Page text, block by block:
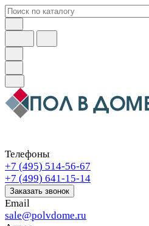
Телефоны
+7 (495) 514-56-67
+7 (499) 641-15-14
Заказать звонок
Email
sale@polvdome.ru